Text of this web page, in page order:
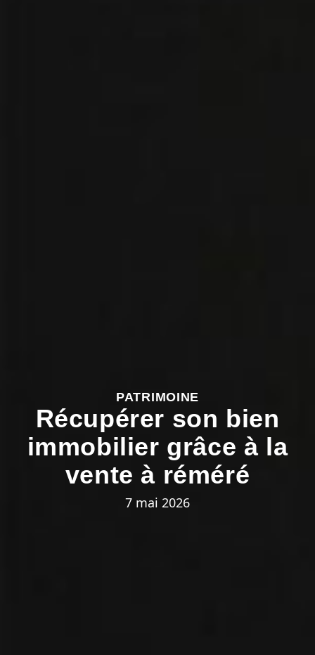
PATRIMOINE
Récupérer son bien
immobilier grâce à la
vente à réméré
7 mai 2026